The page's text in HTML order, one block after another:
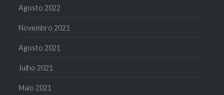
Agosto 2022
Novembro 2021
Agosto 2021
Julho 2021
Maio 2021